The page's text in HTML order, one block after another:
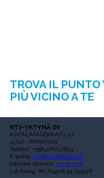
TROVA IL
PIÙ VICINO A TE
RTV-YHTYMÄ OY
KÄPÄLÄMÄENKATU 22
11710 - RIIHIMÄKI
Telefon: +358406212853
E-pošta: info@koneosasto.fi
Internet stranica: www.rtv.fi
Lat/Long: 60.724516,24.743526